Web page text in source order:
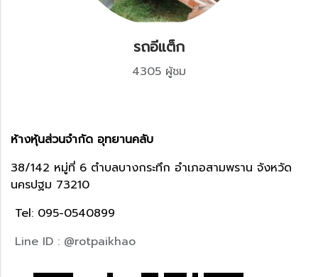
รถอีแต็ก
4305 ผู้ชม
ห้างหุ้นส่วนจำกัด อุทยานคลับ
38/142 หมู่ที่ 6 ตำบลบางกระทึก อำเภอสามพราน จังหวัด
นครปฐม 73210
Tel: 095-0540899
Line ID : @rotpaikhao